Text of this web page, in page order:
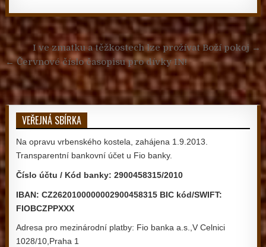
Navigace pro příspěvek
I ve zmatku a těžkostech lze prožívat Boží pokoj →
← Červnové číslo časopisu pro dívky IN!
VEŘEJNÁ SBÍRKA
Na opravu vrbenského kostela, zahájena 1.9.2013.
Transparentní bankovní účet u Fio banky.
Číslo účtu / Kód banky: 2900458315/2010
IBAN: CZ2620100000002900458315 BIC kód/SWIFT:
FIOBCZPPXXX
Adresa pro mezinárodní platby: Fio banka a.s.,V Celnici
1028/10,Praha 1